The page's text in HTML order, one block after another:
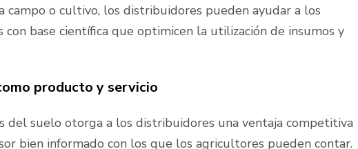
campo o cultivo, los distribuidores pueden ayudar a los
base científica que optimicen la utilización de insumos y
producto y servicio
del suelo otorga a los distribuidores una ventaja competitiva
bien informado con los que los agricultores pueden contar.